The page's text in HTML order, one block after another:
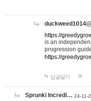
https://
is an
progression
https://
답글달기
Sprunki Incredi… 24-11-